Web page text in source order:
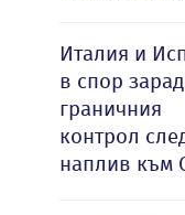
Италия и
в спор
граничния
контрол
наплив към